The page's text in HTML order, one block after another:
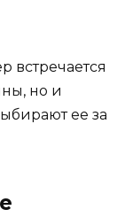
но и
ее за